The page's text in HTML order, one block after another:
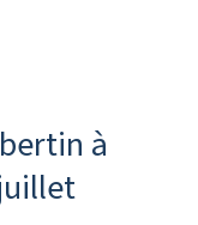
à